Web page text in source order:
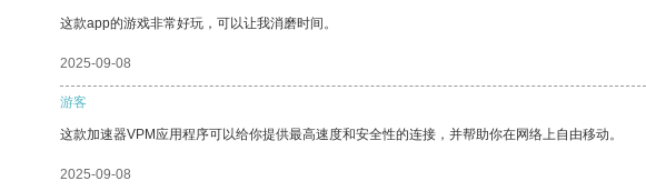
这款app的游戏非常好玩，可以让我消磨时间。
2025-09-08
游客
这款加速器VPM应用程序可以给你提供最高速度和安全性的连接，并帮助你在网络上自由移动。
2025-09-08